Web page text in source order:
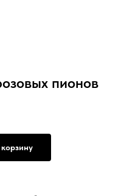
пионов